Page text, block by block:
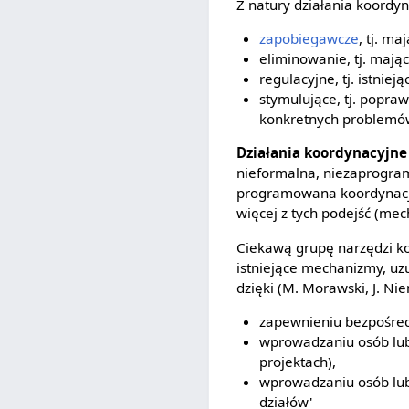
Z natury działania
zapobiegawcze, tj.
eliminowanie, tj.
regulacyjne, tj.
stymulujące, tj.
konkretnych
Działania
nieformalna,
programowana
więcej z tych podejść
Ciekawą grupę narzędzi
istniejące mechanizmy,
dzięki (M. Morawski, J.
zapewnieniu
wprowadzaniu osób
projektach),
wprowadzaniu osób
działów'